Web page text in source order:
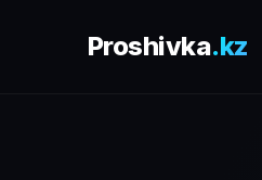
Proshivka.kz